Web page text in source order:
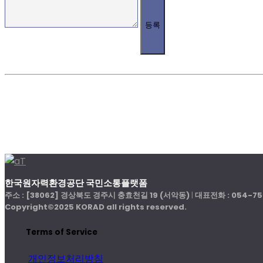
등록
한국원자력환경공단 국민소통플랫폼
주소 : [38062] 경상북도 경주시 충효천길 19 (서악동) | 대표전화 : 054-
Copyright©2025 KORAD all rights reserved.
Terms of Service
개인정보처리방침